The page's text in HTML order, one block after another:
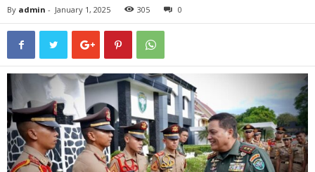
By admin - January 1, 2025 305 0